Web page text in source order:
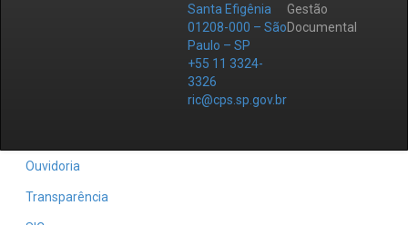
Santa Efigênia
01208-000 – São
Paulo – SP
+55 11 3324-
3326
ric@cps.sp.gov.br
Gestão
Documental
Ouvidoria
Transparência